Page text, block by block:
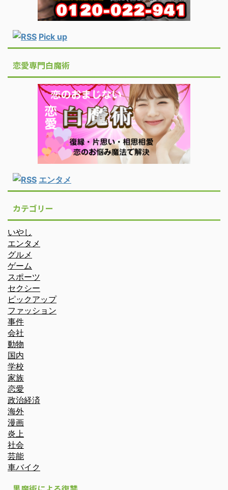
Pick up
恋愛専門白魔術
エンタメ
カテゴリー
いやし
エンタメ
グルメ
ゲーム
スポーツ
セクシー
ピックアップ
ファッション
事件
会社
動物
国内
学校
家族
恋愛
政治経済
海外
漫画
炎上
社会
芸能
車バイク